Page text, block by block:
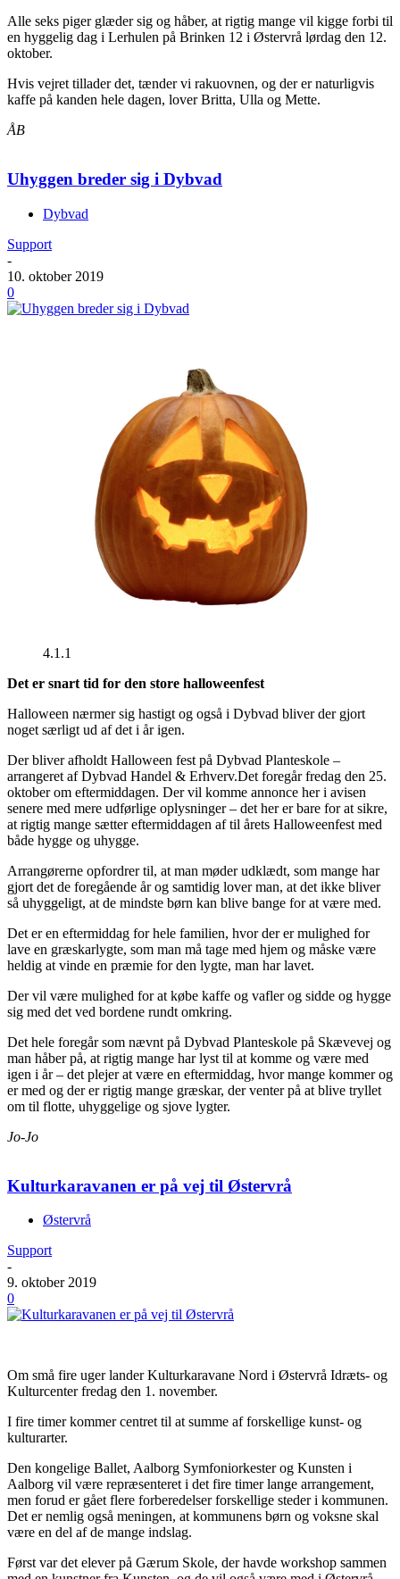
Alle seks piger glæder sig og håber, at rigtig mange vil kigge forbi til
en hyggelig dag i Lerhulen på Brinken 12 i Østervrå lørdag den 12.
oktober.
Hvis vejret tillader det, tænder vi rakuovnen, og der er naturligvis
kaffe på kanden hele dagen, lover Britta, Ulla og Mette.
ÅB
Uhyggen breder sig i Dybvad
Dybvad
Support
-
10. oktober 2019
0
4.1.1
Det er snart tid for den store halloweenfest
Halloween nærmer sig hastigt og også i Dybvad bliver der gjort
noget særligt ud af det i år igen.
Der bliver afholdt Halloween fest på Dybvad Planteskole –
arrangeret af Dybvad Handel & Erhverv.Det foregår fredag den 25.
oktober om eftermiddagen. Der vil komme annonce her i avisen
senere med mere udførlige oplysninger – det her er bare for at sikre,
at rigtig mange sætter eftermiddagen af til årets Halloweenfest med
både hygge og uhygge.
Arrangørerne opfordrer til, at man møder udklædt, som mange har
gjort det de foregående år og samtidig lover man, at det ikke bliver
så uhyggeligt, at de mindste børn kan blive bange for at være med.
Det er en eftermiddag for hele familien, hvor der er mulighed for
lave en græskarlygte, som man må tage med hjem og måske være
heldig at vinde en præmie for den lygte, man har lavet.
Der vil være mulighed for at købe kaffe og vafler og sidde og hygge
sig med det ved bordene rundt omkring.
Det hele foregår som nævnt på Dybvad Planteskole på Skævevej og
man håber på, at rigtig mange har lyst til at komme og være med
igen i år – det plejer at være en eftermiddag, hvor mange kommer og
er med og der er rigtig mange græskar, der venter på at blive tryllet
om til flotte, uhyggelige og sjove lygter.
Jo-Jo
Kulturkaravanen er på vej til Østervrå
Østervrå
Support
-
9. oktober 2019
0
Om små fire uger lander Kulturkaravane Nord i Østervrå Idræts- og
Kulturcenter fredag den 1. november.
I fire timer kommer centret til at summe af forskellige kunst- og
kulturarter.
Den kongelige Ballet, Aalborg Symfoniorkester og Kunsten i
Aalborg vil være repræsenteret i det fire timer lange arrangement,
men forud er gået flere forberedelser forskellige steder i kommunen.
Det er nemlig også meningen, at kommunens børn og voksne skal
være en del af de mange indslag.
Først var det elever på Gærum Skole, der havde workshop sammen